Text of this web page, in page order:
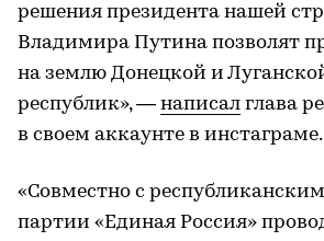
решения президента нашей
Владимира Путина позволят
на землю Донецкой и
республик», — написал глава
в своем аккаунте в инстаграме.
«Совместно с
партии «Единая Россия»